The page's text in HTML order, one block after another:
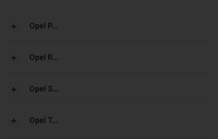
Opel P...
Opel R...
Opel S...
Opel T...